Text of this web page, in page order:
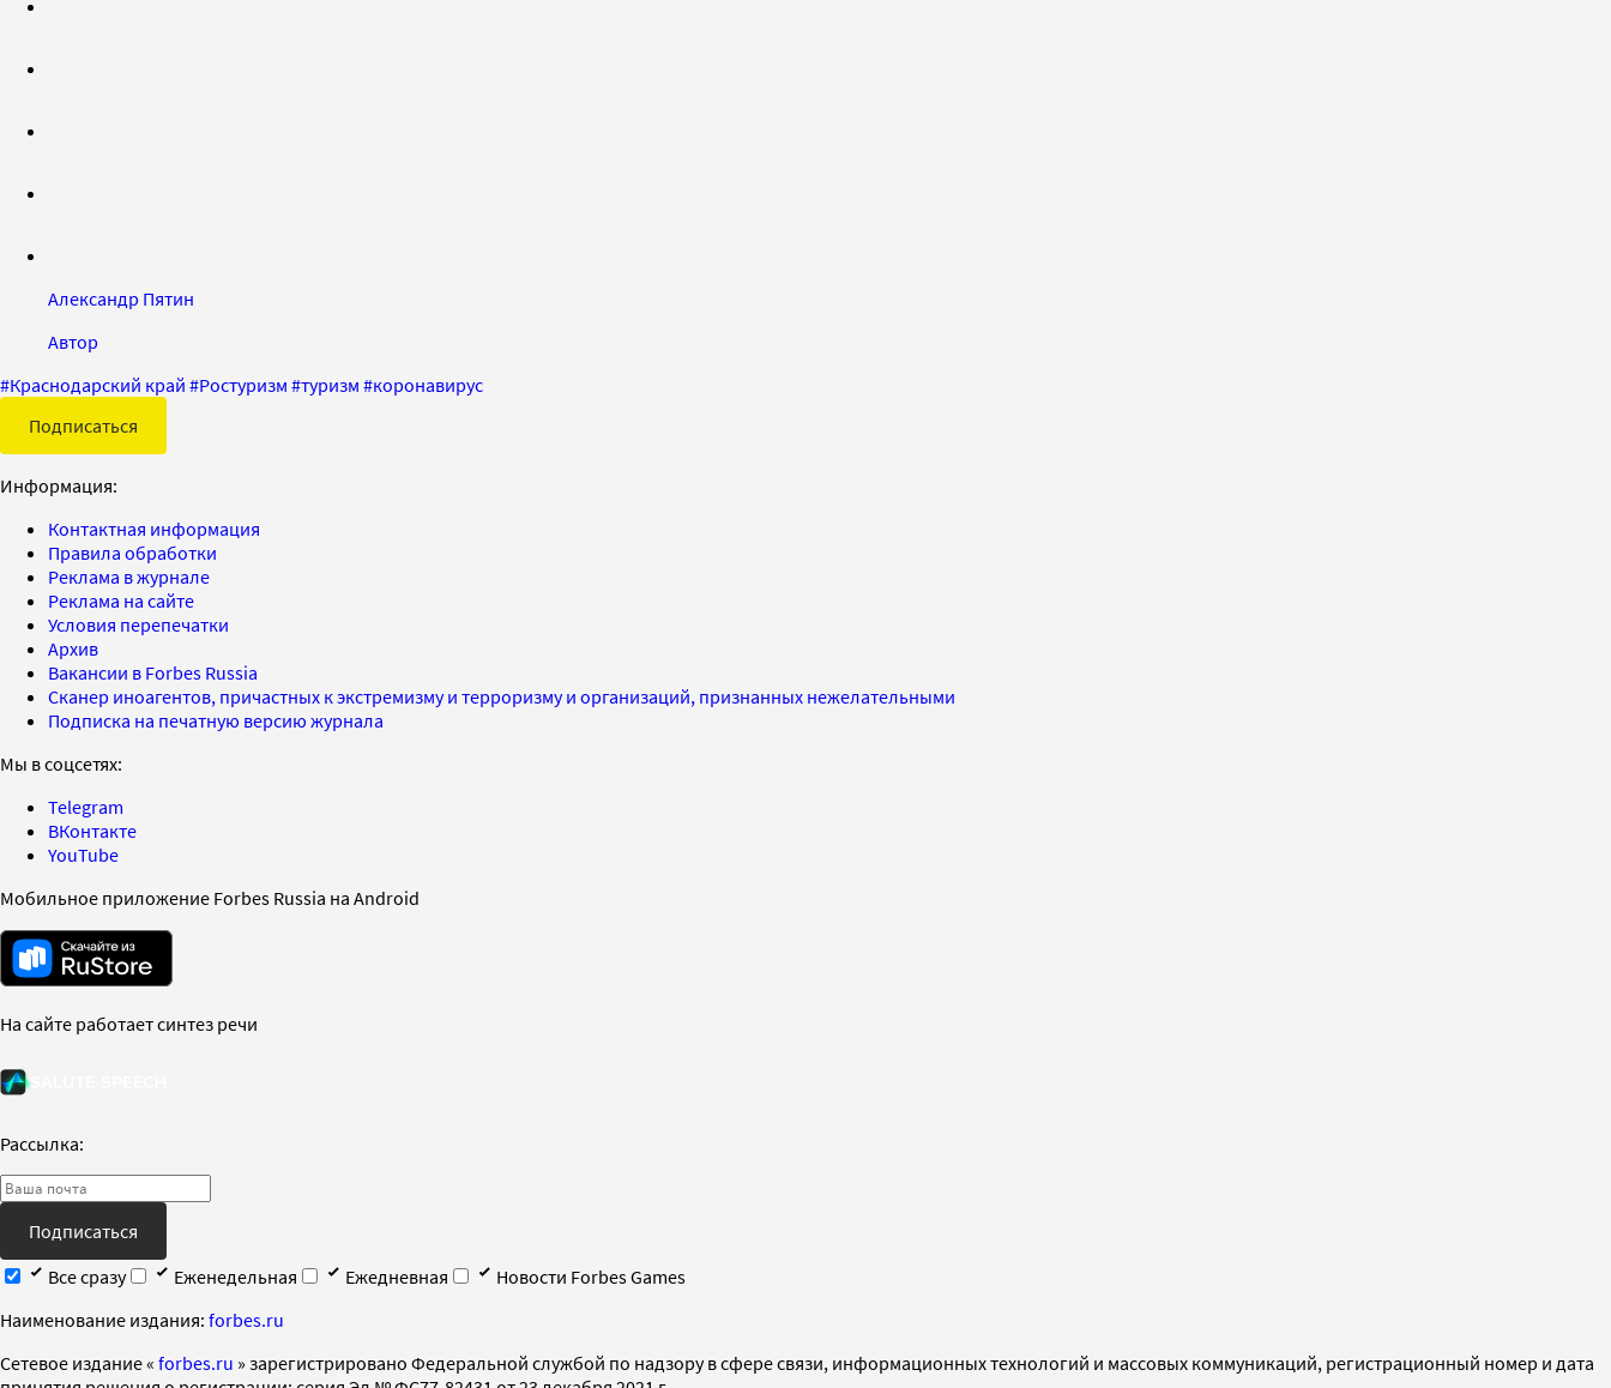
Александр Пятин
Автор
#Краснодарский край #Ростуризм #туризм #коронавирус
Подписаться
Информация:
Контактная информация
Правила обработки
Реклама в журнале
Реклама на сайте
Условия перепечатки
Архив
Вакансии в Forbes Russia
Сканер иноагентов, причастных к экстремизму и терроризму и организаций, признанных нежелательными
Подписка на печатную версию журнала
Мы в соцсетях:
Telegram
ВКонтакте
YouTube
Мобильное приложение Forbes Russia на Android
На сайте работает синтез речи
Рассылка:
Подписаться
Все сразу
Еженедельная Ежедневная
Новости Forbes Games
Наименование издания: forbes.ru
Cетевое издание « forbes.ru » зарегистрировано Федеральной службой по надзору в сфере связи, информационных технологий и массовых коммуникаций, регистрационный номер и дата